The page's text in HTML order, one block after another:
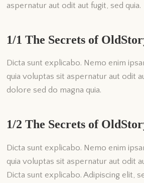
aspernatur aut odit aut fugit, sed quia.
1/1 The Secrets of
Dicta sunt explicabo. Nemo enim
quia voluptas sit aspernatur aut odit
dolore sed do magna quia.
1/2 The Secrets of
Dicta sunt explicabo. Nemo enim
quia voluptas sit aspernatur aut odit
Dicta sunt explicabo. Adipiscing elit,